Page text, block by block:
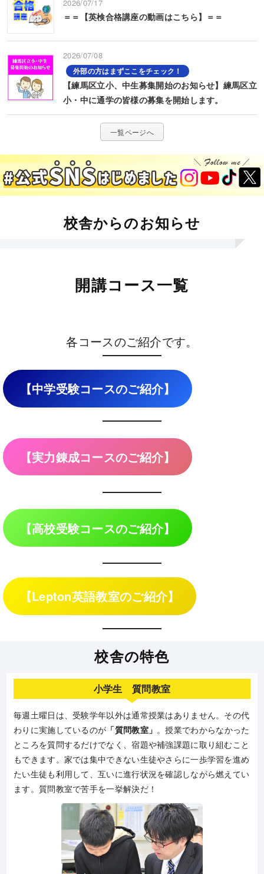
2026/07/17
＝＝【英検合格講座の動画はこちら】＝＝
2026/07/08
外部の方はまずここをチェック！
【練馬区立小、中生募集開始のお知らせ】練馬区立
小・中に通学の皆様の募集を開始します。
一覧ページへ
校舎からのお知らせ
開講コース一覧
各コースのご紹介です。
【中学受験コースのご紹介】
【実力錬成コースのご紹介】
【高校受験コースのご紹介】
【Lepton英語教室のご紹介】
校舎の特色
小学生 質問教室
毎週土曜日は、受験学年以外は通常授業はありません。その代
わりに実施しているのが 「質問教室」 。授業でわからなかった
ところを質問するだけでなく、宿題や補強課題に取り組むこと
もできます。家では集中できない生徒やさらに一歩学習を進め
たい生徒も利用して、互いに進行状況を確認しながら燃えてい
ます。質問教室で苦手を一挙解決だ！